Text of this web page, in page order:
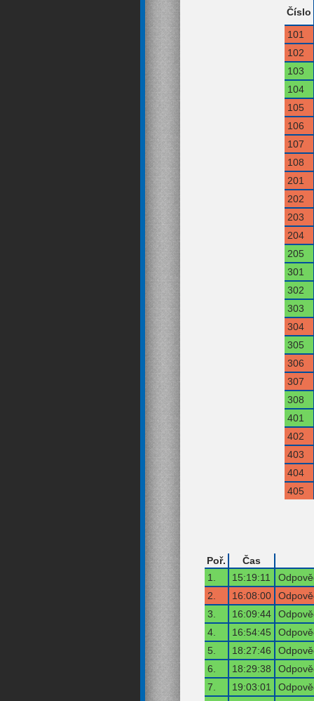
Číslo
101
102
103
104
105
106
107
108
201
202
203
204
205
301
302
303
304
305
306
307
308
401
402
403
404
405
Poř.
Čas
1.
15:19:11
2.
16:08:00
3.
16:09:44
4.
16:54:45
5.
18:27:46
6.
18:29:38
7.
19:03:01